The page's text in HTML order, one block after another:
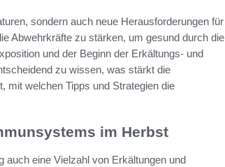
sondern auch neue Herausforderungen für
Abwehrkräfte zu stärken, um gesund durch die
und der Beginn der Erkältungs- und
zu wissen, was stärkt die
mit welchen Tipps und Strategien die
im Herbst
auch eine Vielzahl von Erkältungen und